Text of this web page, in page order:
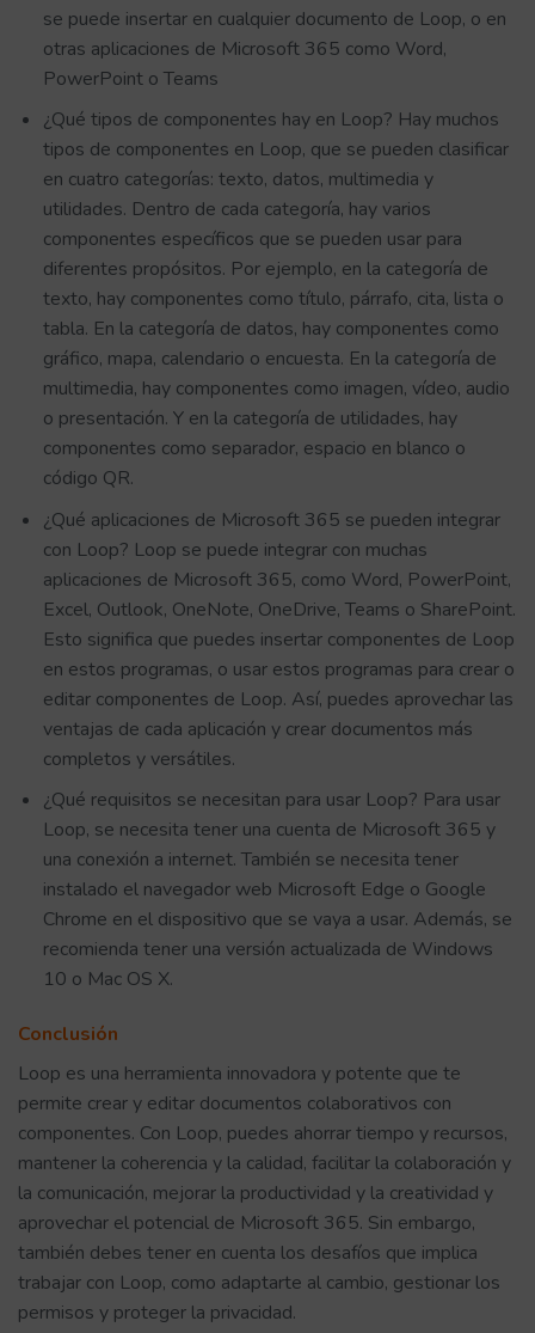
se puede insertar en cualquier documento de Loop, o en
otras aplicaciones de Microsoft 365 como Word,
PowerPoint o Teams
¿Qué tipos de componentes hay en Loop? Hay muchos
tipos de componentes en Loop, que se pueden clasificar
en cuatro categorías: texto, datos, multimedia y
utilidades. Dentro de cada categoría, hay varios
componentes específicos que se pueden usar para
diferentes propósitos. Por ejemplo, en la categoría de
texto, hay componentes como título, párrafo, cita, lista o
tabla. En la categoría de datos, hay componentes como
gráfico, mapa, calendario o encuesta. En la categoría de
multimedia, hay componentes como imagen, vídeo, audio
o presentación. Y en la categoría de utilidades, hay
componentes como separador, espacio en blanco o
código QR.
¿Qué aplicaciones de Microsoft 365 se pueden integrar
con Loop? Loop se puede integrar con muchas
aplicaciones de Microsoft 365, como Word, PowerPoint,
Excel, Outlook, OneNote, OneDrive, Teams o SharePoint.
Esto significa que puedes insertar componentes de Loop
en estos programas, o usar estos programas para crear o
editar componentes de Loop. Así, puedes aprovechar las
ventajas de cada aplicación y crear documentos más
completos y versátiles.
¿Qué requisitos se necesitan para usar Loop? Para usar
Loop, se necesita tener una cuenta de Microsoft 365 y
una conexión a internet. También se necesita tener
instalado el navegador web Microsoft Edge o Google
Chrome en el dispositivo que se vaya a usar. Además, se
recomienda tener una versión actualizada de Windows
10 o Mac OS X.
Conclusión
Loop es una herramienta innovadora y potente que te
permite crear y editar documentos colaborativos con
componentes. Con Loop, puedes ahorrar tiempo y recursos,
mantener la coherencia y la calidad, facilitar la colaboración y
la comunicación, mejorar la productividad y la creatividad y
aprovechar el potencial de Microsoft 365. Sin embargo,
también debes tener en cuenta los desafíos que implica
trabajar con Loop, como adaptarte al cambio, gestionar los
permisos y proteger la privacidad.